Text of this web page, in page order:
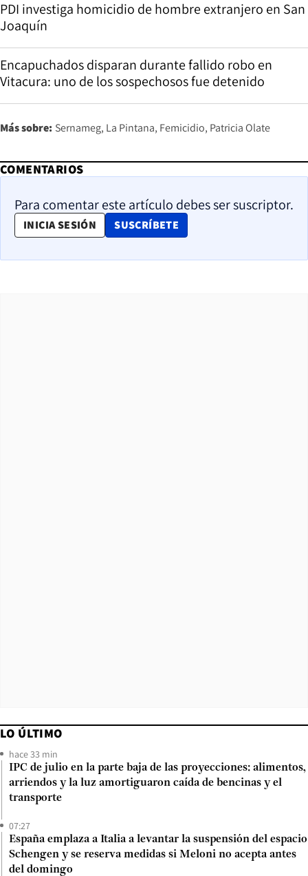
PDI investiga homicidio de hombre extranjero en San
Joaquín
Encapuchados disparan durante fallido robo en
Vitacura: uno de los sospechosos fue detenido
Más sobre: Sernameg La Pintana Femicidio Patricia Olate
COMENTARIOS
Para comentar este artículo debes ser suscriptor.
INICIA SESIÓN SUSCRÍBETE
OPENS IN NEW WINDOW
LO ÚLTIMO
hace 33 min
IPC de julio en la parte baja de las proyecciones: alimentos,
arriendos y la luz amortiguaron caída de bencinas y el
transporte
07:27
España emplaza a Italia a levantar la suspensión del espacio
Schengen y se reserva medidas si Meloni no acepta antes
del domingo